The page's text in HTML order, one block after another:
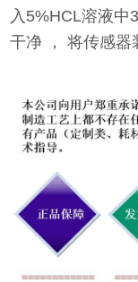
入5%HCL溶液中
干净 ，
将传感器